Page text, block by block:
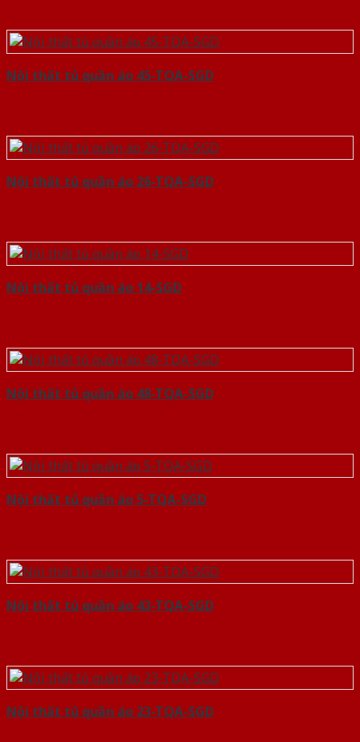
Nội thất tủ quần áo 45-TQA-SGD
Nội thất tủ quần áo 26-TQA-SGD
Nội thất tủ quần áo 14-SGD
Nội thất tủ quần áo 48-TQA-SGD
Nội thất tủ quần áo 5-TQA-SGD
Nội thất tủ quần áo 43-TQA-SGD
Nội thất tủ quần áo 23-TQA-SGD